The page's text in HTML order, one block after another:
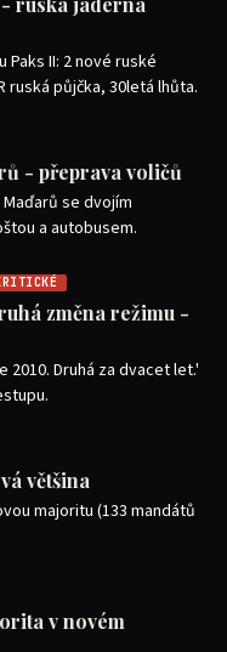
II: 2 nové ruské
ruská půjčka, 30letá lhůta.
- přeprava voličů
se dvojím
a autobusem.
změna režimu -
2010. Druhá za dvacet let.'
většina
majoritu (133 mandátů
v novém